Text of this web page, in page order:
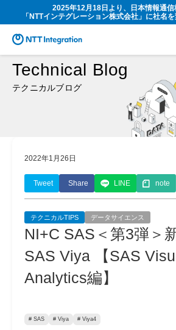
2025年12月18日より、日本情報通信
「NTTインテグレーション株式会社」に社名を
Technical Blog
テクニカルブログ
2022年1月26日
Tweet Share LINE note
テクニカルTIPS データサイエンス
NI+C SAS＜第3弾＞
SAS Viya 【SAS
Analytics編】
# SAS # Viya # Viya4